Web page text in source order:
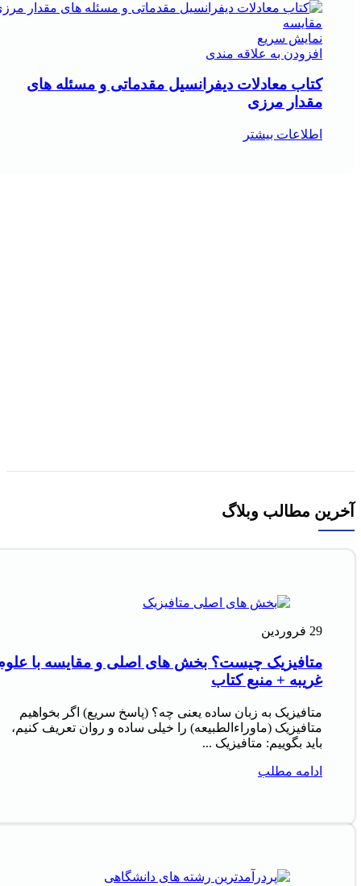
مقايسه
نمایش سریع
افزودن به علاقه مندی
کتاب معادلات دیفرانسیل مقدماتی و مسئله های
مقدار مرزی
اطلاعات بیشتر
آخرین مطالب وبلاگ
29 فروردین
متافیزیک چیست؟ بخش های اصلی و مقایسه با
غریبه + منبع کتاب
متافیزیک به زبان ساده یعنی چه؟ (پاسخ سریع) اگر بخواهیم
متافیزیک (ماوراءالطبیعه) را خیلی ساده و روان تعریف کنیم،
باید بگوییم: متافیزیک ...
ادامه مطلب